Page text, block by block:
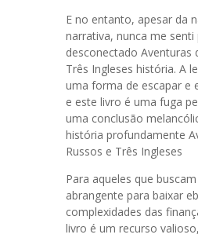
E no entanto, apesar da
narrativa, nunca me senti
desconectado Aventuras
Três Ingleses história. A
uma forma de escapar e
e este livro é uma fuga
uma conclusão
história profundamente
Russos e Três Ingleses
Para aqueles que
abrangente para baixar
complexidades das
livro é um recurso